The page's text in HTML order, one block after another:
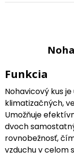
Funkcia
Nohavicový kus
klimatizačných,
Umožňuje
dvoch
rovnobežnosť,
vzduchu v celom